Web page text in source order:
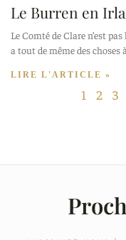
Le Burren en
Le Comté de Clare n’est
a tout de même des choses
LIRE L'ARTICLE »
1 2 3